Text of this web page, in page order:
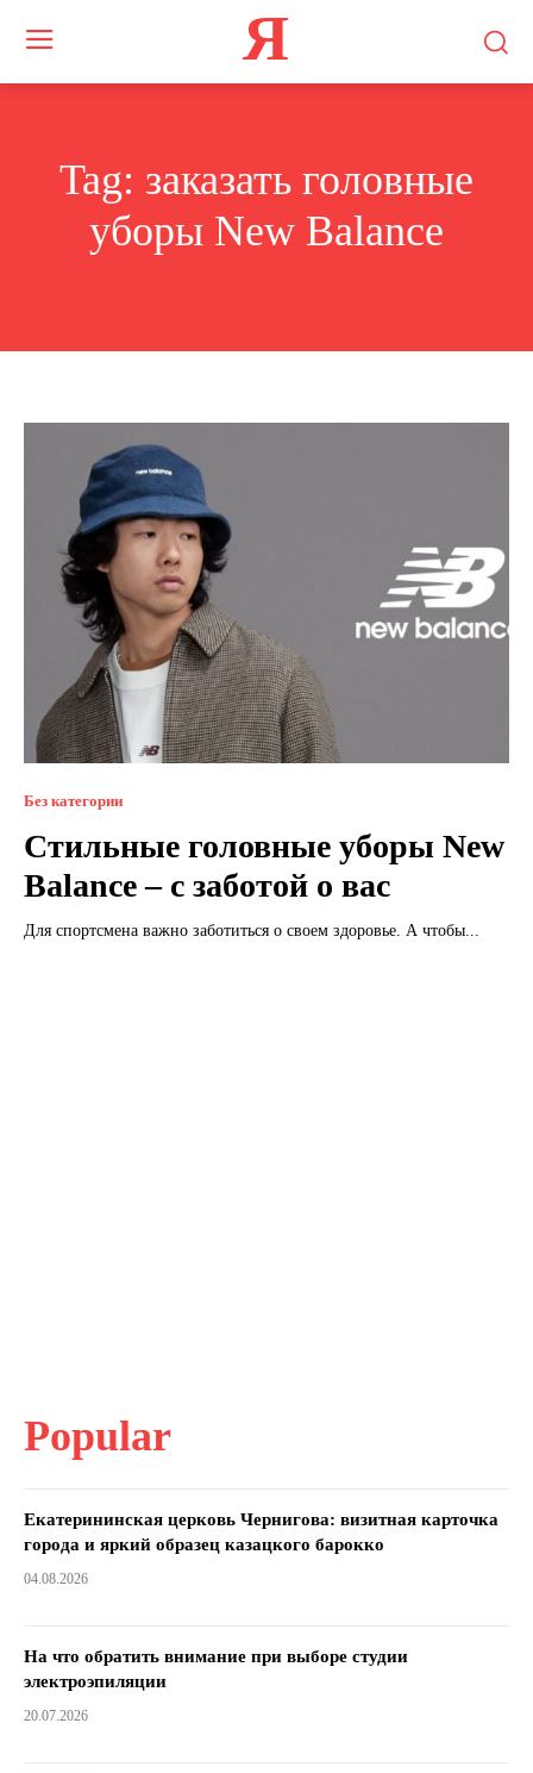
Я
Tag: заказать головные
уборы New Balance
Без категории
Стильные головные уборы New
Balance – с заботой о вас
Для спортсмена важно заботиться о своем здоровье. А чтобы...
Popular
Екатерининская церковь Чернигова: визитная карточка
города и яркий образец казацкого барокко
04.08.2026
На что обратить внимание при выборе студии
электроэпиляции
20.07.2026